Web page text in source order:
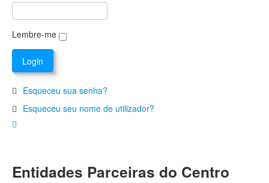
Lembre-me
Esqueceu sua senha?
Esqueceu seu nome de utilizador?
Entidades Parceiras do Centro